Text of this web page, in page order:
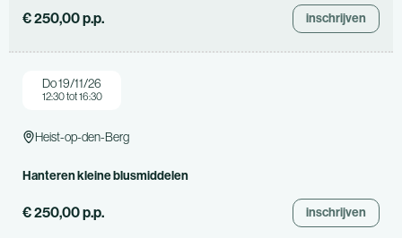
€ 250,00 p.p. inschrijven
Do 19/11/26
12:30 tot 16:30
Heist-op-den-Berg
Hanteren kleine blusmiddelen
€ 250,00 p.p. inschrijven